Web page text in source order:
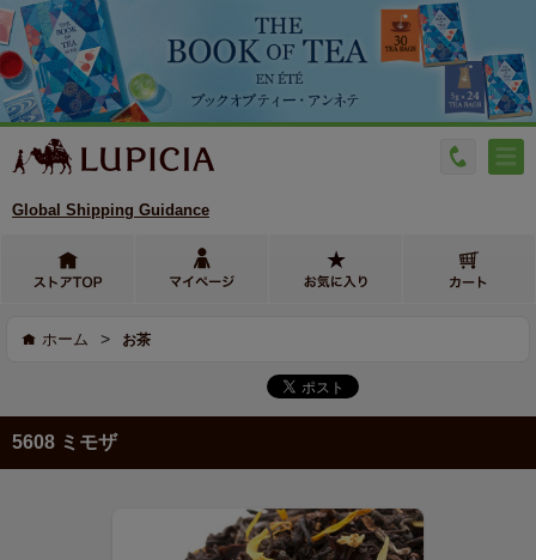
Global Shipping Guidance
ホーム > お茶
5608 ミモザ